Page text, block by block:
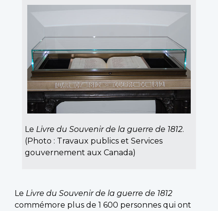
Le Livre du Souvenir de la guerre de 1812.
(Photo : Travaux publics et Services
gouvernement aux Canada)
Le Livre du Souvenir de la guerre de 1812
commémore plus de 1 600 personnes qui ont